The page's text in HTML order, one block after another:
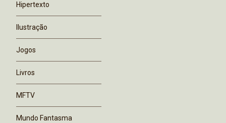
Hipertexto
Ilustração
Jogos
Livros
MFTV
Mundo Fantasma